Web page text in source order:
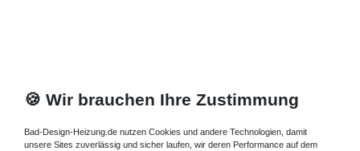
🍪 Wir brauchen Ihre Zustimmung
Bad-Design-Heizung.de nutzen Cookies und andere Technologien, damit
unsere Sites zuverlässig und sicher laufen, wir deren Performance auf dem